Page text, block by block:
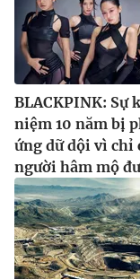
thông tin từ website
BLACKPINK: Sự
niệm 10 năm bị
ứng dữ dội vì chỉ
người hâm mộ